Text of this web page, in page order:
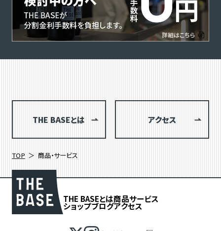
THE BASEとは アクセス
TOP 商品・サービス
THE BASEとは商品サービス
ショップブログアクセス